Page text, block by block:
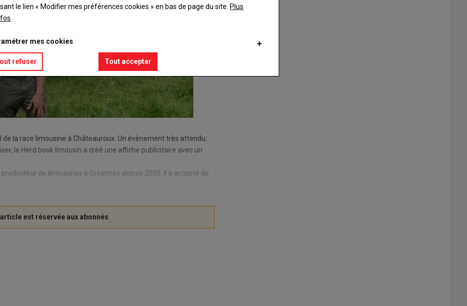
la race limousine à Châteauroux. Un évènement très attendu
le Herd book limousin a créé une affiche publicitaire avec un
de limousines à Orsennes depuis 2005. Il a accepté de
le lien « Modifier mes préférences cookies » en bas de page du site. Plus
mes cookies
refuser Tout accepter